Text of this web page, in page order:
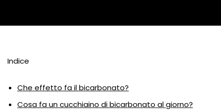
Indice
Che effetto fa il bicarbonato?
Cosa fa un cucchiaino di bicarbonato al giorno?